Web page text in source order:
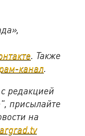
. Также
канал
редакцией
присылайте
на